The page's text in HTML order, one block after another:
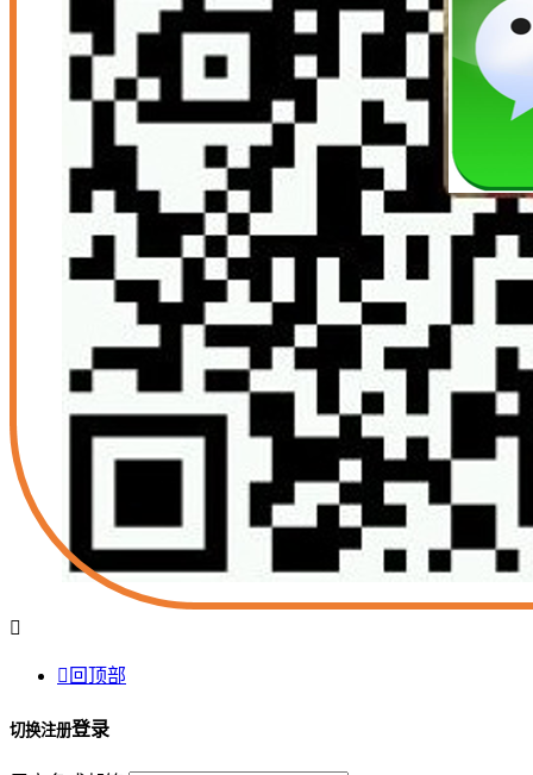

 回顶部
切换注册登录